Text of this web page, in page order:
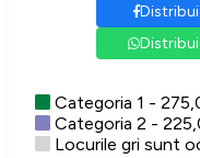
Categoria 1 -
Categoria 2 -
Locurile gri sunt